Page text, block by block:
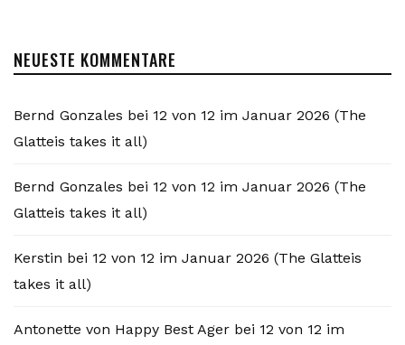
NEUESTE KOMMENTARE
Bernd Gonzales bei 12 von 12 im Januar 2026 (The
Glatteis takes it all)
Bernd Gonzales bei 12 von 12 im Januar 2026 (The
Glatteis takes it all)
Kerstin bei 12 von 12 im Januar 2026 (The Glatteis
takes it all)
Antonette von Happy Best Ager bei 12 von 12 im